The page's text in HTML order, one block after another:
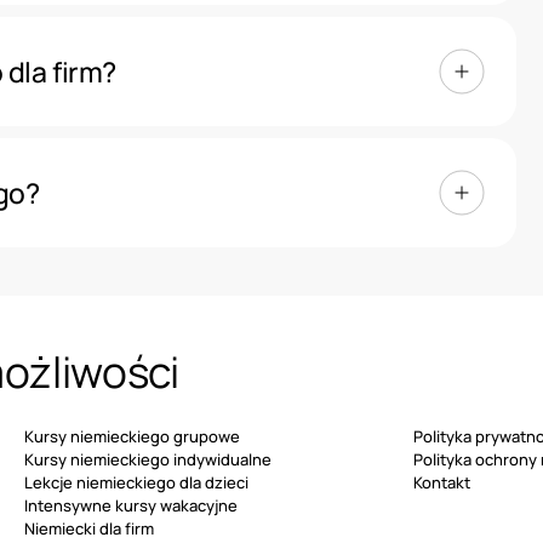
do potrzeb danej firmy, branży i
firm?
oraz zakresu szkolenia. Aby poznać
Kursy niemieckiego grupowe
Kursy niemieckiego indywidualne
Lekcje niemieckiego dla dzieci
Intensywne kursy wakacyjne
Niemiecki dla firm
Polityka
Polityka ochrony
Kontakt